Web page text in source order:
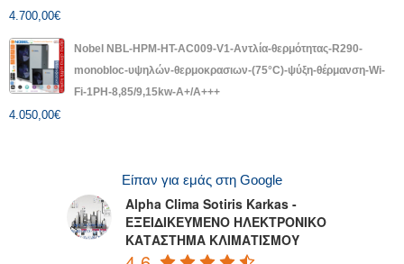
4.700,00€
Nobel NBL-HPM-HT-AC009-V1-Αντλία-θερμότητας-R290-
monobloc-υψηλών-θερμοκρασιων-(75°C)-ψύξη-θέρμανση-Wi-
Fi-1PH-8,85/9,15kw-A+/A+++
4.050,00€
Είπαν για εμάς στη Google
Alpha Clima Sotiris Karkas -
ΕΞΕΙΔΙΚΕΥΜΕΝΟ ΗΛΕΚΤΡΟΝΙΚΟ
ΚΑΤΑΣΤΗΜΑ ΚΛΙΜΑΤΙΣΜΟΥ